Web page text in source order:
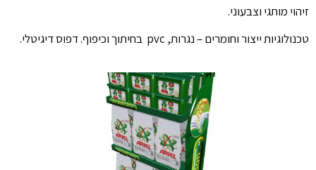
זיהוי מותגי וצבעוני.
טכנולוגיות ייצור וחומרים – נגרות, pvc בחיתוך וכיפוף. דפוס דיגיטלי.